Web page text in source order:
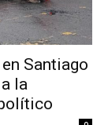
Santiago
la